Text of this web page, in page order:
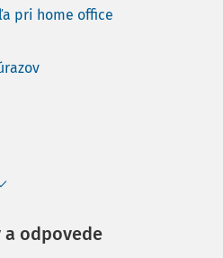
pri home office
a odpovede